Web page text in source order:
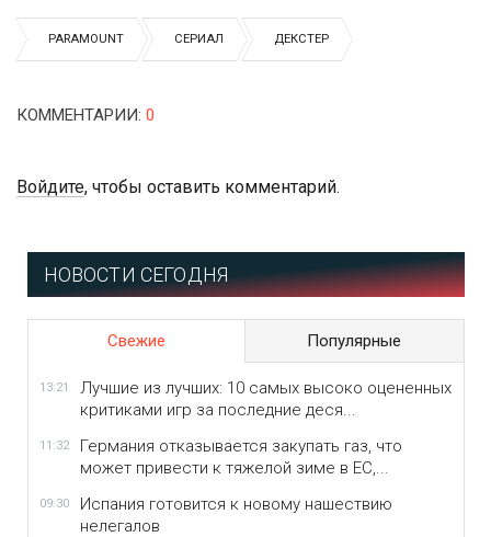
PARAMOUNT СЕРИАЛ ДЕКСТЕР
КОММЕНТАРИИ: 0
Войдите, чтобы оставить комментарий.
НОВОСТИ СЕГОДНЯ
Свежие Популярные
13:21
Лучшие из лучших: 10 самых высоко оцененных
критиками игр за последние деся...
11:32
Германия отказывается закупать газ, что
может привести к тяжелой зиме в ЕС,...
09:30
Испания готовится к новому нашествию
нелегалов